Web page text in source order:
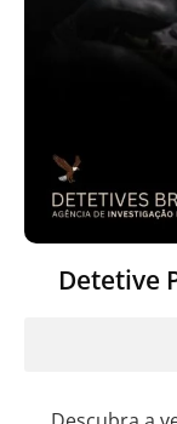
Detetive